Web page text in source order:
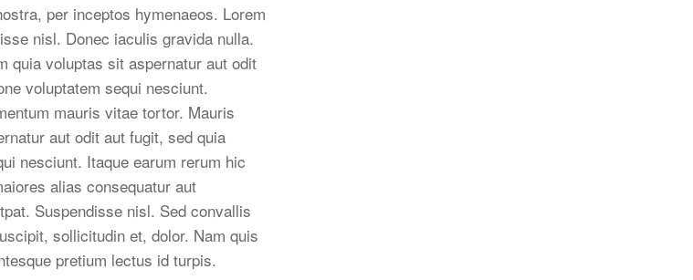
per inceptos hymenaeos. Lorem
nisl. Donec iaculis gravida nulla.
quia voluptas sit aspernatur aut odit
voluptatem sequi nesciunt.
mauris vitae tortor. Mauris
aut odit aut fugit, sed quia
nesciunt. Itaque earum rerum hic
alias consequatur aut
Suspendisse nisl. Sed convallis
sollicitudin et, dolor. Nam quis
pretium lectus id turpis.